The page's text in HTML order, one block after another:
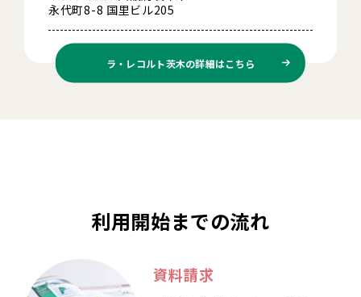
永代町8-8 国里ビル205
ラ・レコルト茨木の詳細はこちら
利用開始までの流れ
資料請求